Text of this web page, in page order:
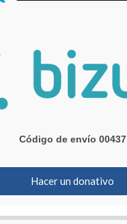
Código de envío 00437
Hacer un donativo